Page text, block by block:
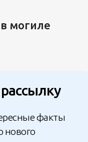
могиле
факты
нового